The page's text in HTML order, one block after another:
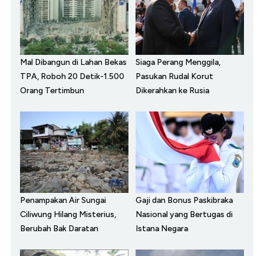
Mal Dibangun di Lahan Bekas
TPA, Roboh 20 Detik-1.500
Orang Tertimbun
Siaga Perang Menggila,
Pasukan Rudal Korut
Dikerahkan ke Rusia
Penampakan Air Sungai
Ciliwung Hilang Misterius,
Berubah Bak Daratan
Gaji dan Bonus Paskibraka
Nasional yang Bertugas di
Istana Negara